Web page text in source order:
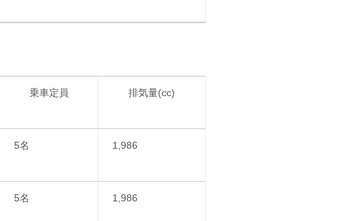
乗車定員 排気量(cc)
5名 1,986
5名 1,986